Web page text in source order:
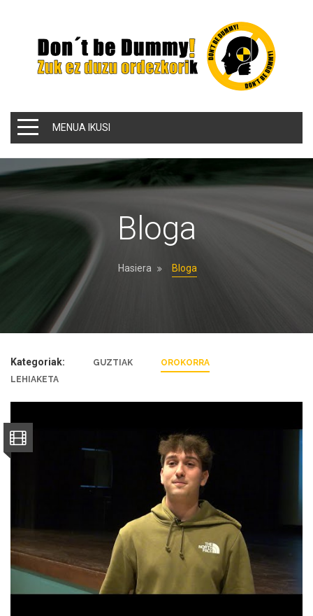
MENUA IKUSI
Bloga
Hasiera Bloga
Kategoriak: GUZTIAK
OROKORRA
LEHIAKETA